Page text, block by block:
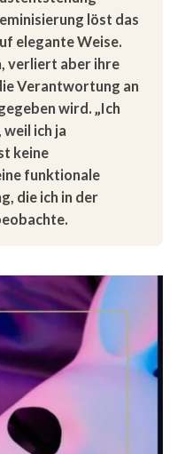
löst das
elegante Weise.
verliert aber ihre
Verantwortung an
wird. „Ich
weil ich ja
keine
funktionale
die ich in der